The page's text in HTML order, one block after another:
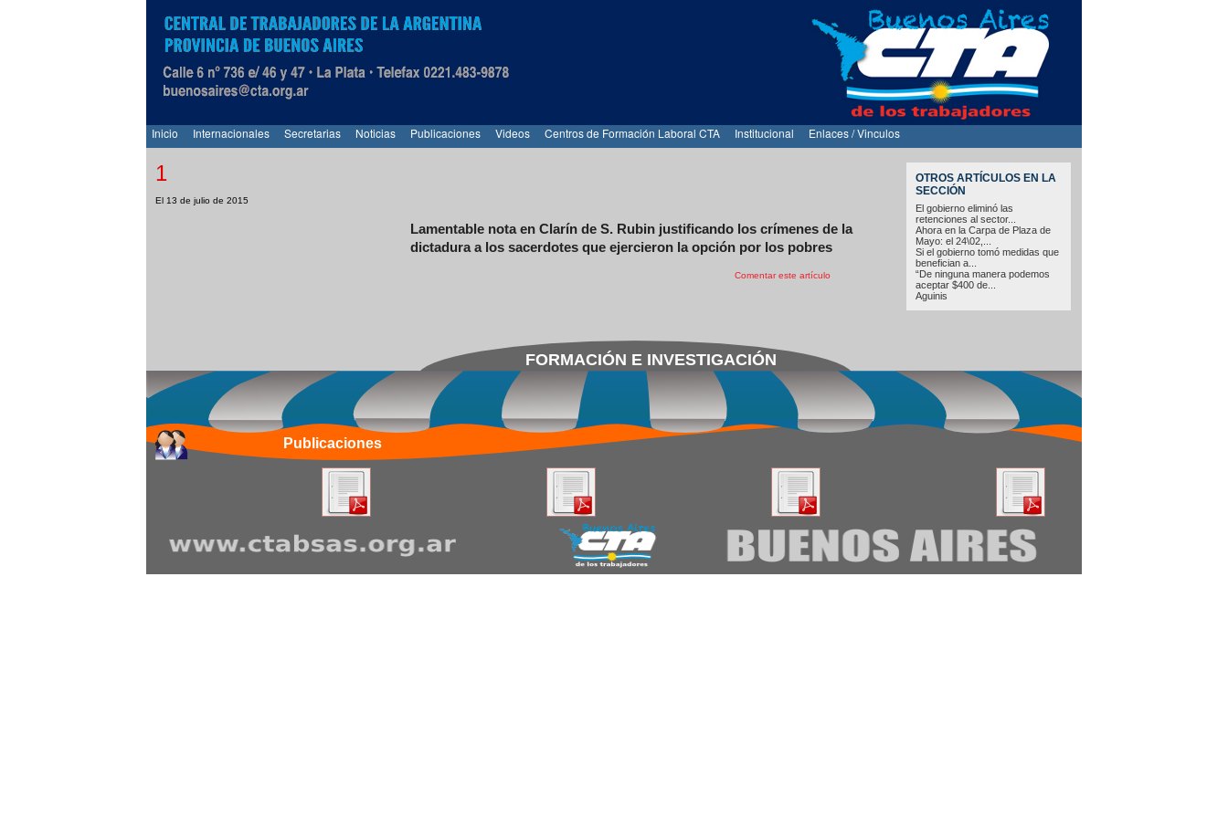
Inicio Internacionales Secretarias Noticias Publicaciones Videos Centros de Formación Laboral CTA Institucional Enlaces / Vinculos
OTROS ARTÍCULOS EN LA
SECCIÓN
El gobierno eliminó las
retenciones al sector...
Ahora en la Carpa de Plaza de
Mayo: el 24\02,...
Si el gobierno tomó medidas que
benefician a...
“De ninguna manera podemos
aceptar $400 de...
Aguinis
1
El 13 de julio de 2015
Lamentable nota en Clarín de S. Rubin justificando los crímenes de la
dictadura a los sacerdotes que ejercieron la opción por los pobres
Comentar este artículo
FORMACIÓN E INVESTIGACIÓN
Publicaciones